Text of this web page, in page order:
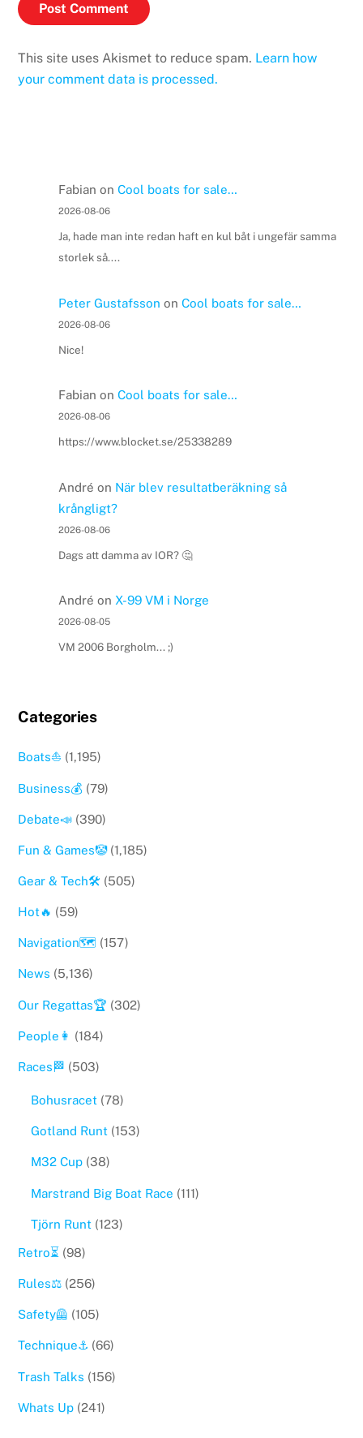
This site uses Akismet to reduce spam. Learn how
your comment data is processed.
Fabian on Cool boats for sale…
2026-08-06
Ja, hade man inte redan haft en kul båt i ungefär samma
storlek så....
Peter Gustafsson on Cool boats for sale…
2026-08-06
Nice!
Fabian on Cool boats for sale…
2026-08-06
https://www.blocket.se/25338289
André on När blev resultatberäkning så
krångligt?
2026-08-06
Dags att damma av IOR? 🤔
André on X-99 VM i Norge
2026-08-05
VM 2006 Borgholm... ;)
Categories
Boats⛵️ (1,195)
Business💰 (79)
Debate📣 (390)
Fun & Games🤡(1,185)
Gear & Tech🛠 (505)
Hot🔥 (59)
Navigation🗺 (157)
News (5,136)
Our Regattas🏆 (302)
People👩 (184)
Races🏁 (503)
Bohusracet(78)
Gotland Runt(153)
M32 Cup(38)
Marstrand Big Boat Race (111)
Tjörn Runt(123)
Retro⏳ (98)
Rules⚖️ (256)
Safety🦺 (105)
Technique⚓️ (66)
Trash Talks (156)
Whats Up (241)